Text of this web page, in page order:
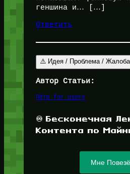
геншина и… […]
Ответить
⚠️ Идея / Проблема / Жалоба
Автор Статьи:
Пётр for_users
♾️ Бесконечная
Контента по
Мне